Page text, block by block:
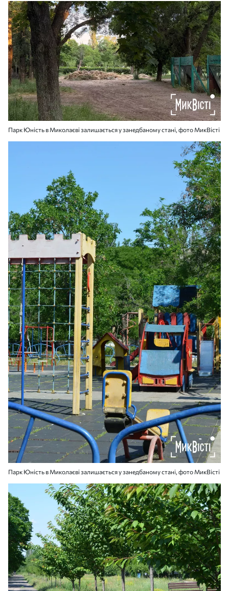
Парк Юність в Миколаєві залишається у занедбаному стані, фото МикВісті
Парк Юність в Миколаєві залишається у занедбаному стані, фото МикВісті